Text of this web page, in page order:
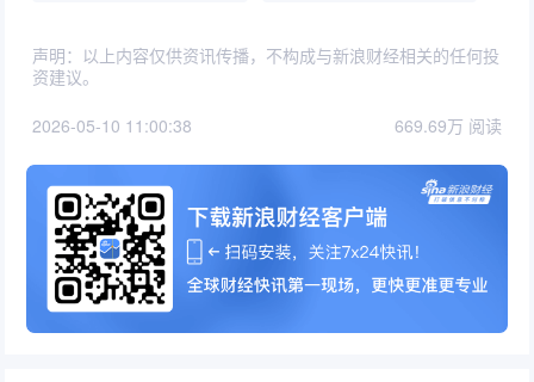
声明：以上内容仅供资讯传播，不构成与新浪财经相关的任何投
资建议。
2026-05-10 11:00:38 669.69万 阅读